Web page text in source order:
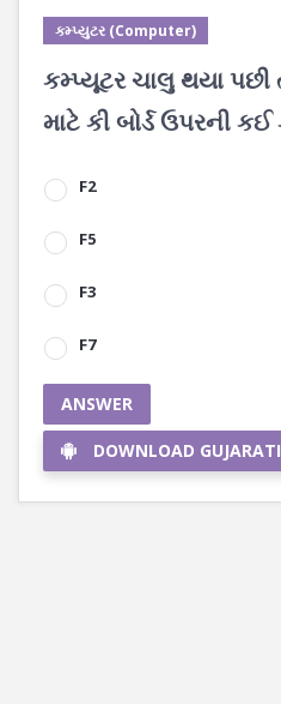
કમ્પ્યુટર (Computer)
કમ્પ્યૂટર ચાલુ થયા
માટે કી બોર્ડ ઉપરની
F2
F5
F3
F7
ANSWER
DOWNLOAD